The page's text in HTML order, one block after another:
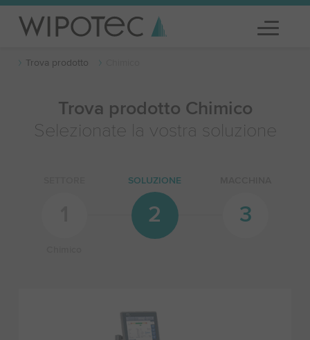
Trova prodotto
Trova prodotto Chimico
Selezionate la vostra soluzione
SOLUZIONE
2 3